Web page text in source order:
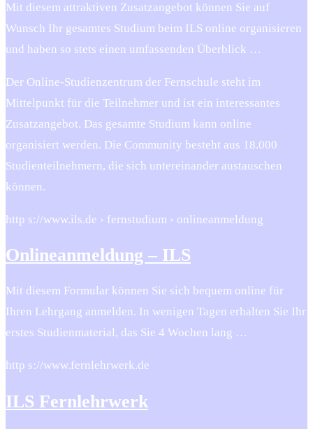
Mit diesem attraktiven Zusatzangebot können Sie auf
Wunsch Ihr gesamtes Studium beim ILS online organisieren
und haben so stets einen umfassenden Überblick …
Der Online-Studienzentrum der Fernschule steht im
Mittelpunkt für die Teilnehmer und ist ein interessantes
Zusatzangebot. Das gesamte Studium kann online
organisiert werden. Die Community besteht aus 18.000
Studienteilnehmern, die sich untereinander austauschen
können.
http s://www.ils.de › fernstudium › onlineanmeldung
Onlineanmeldung – ILS
Mit diesem Formular können Sie sich bequem online für
Ihren Lehrgang anmelden. In wenigen Tagen erhalten Sie Ihr
erstes Studienmaterial, das Sie 4 Wochen lang …
http s://www.fernlehrwerk.de
ILS Fernlehrwerk